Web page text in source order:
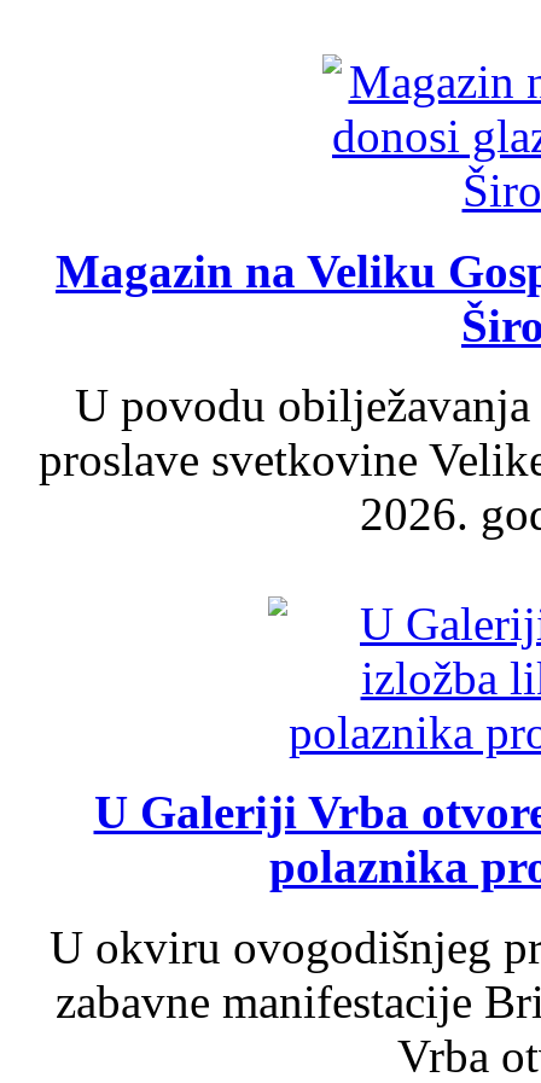
Magazin na Veliku
U povodu
proslave svetkovine
2026.
U Galeriji Vrba
polaznika
U okviru ovogodišnjeg
zabavne manifestacije
Vrba